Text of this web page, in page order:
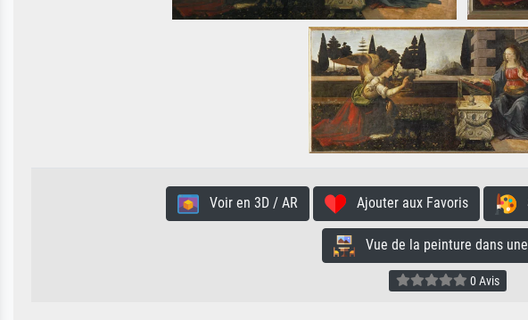
Voir en 3D / AR Ajouter aux Favoris
Vue de la peinture dans
0 Avis